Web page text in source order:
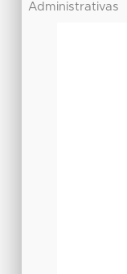
Administrativas